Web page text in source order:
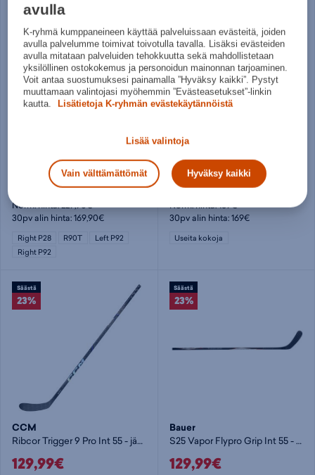
Nexus Tracer Grp Stk Int 65 - jääkiekkomaila
169,90€
Norm. hinta:229,90€
30pv alin hinta: 169,90€
Right P28 R90T
Left P92
Right P92
CCM
119,99€
Norm. hinta:169€
30pv alin hinta: 169€
Useita kokoja
Säästä
23%
CCM
Ribcor Trigger 9 Pro Int 55 - jääkiekkomaila
129,99€
Säästä
23%
Bauer
S25 Vapor Flypro Grip Int 55 - jääkiekkomaila
129,99€
avulla
K-ryhmä kumppaneineen käyttää palveluissaan evästeitä, joiden
avulla palvelumme toimivat toivotulla tavalla. Lisäksi evästeiden
avulla mitataan palveluiden tehokkuutta sekä mahdollistetaan
yksilöllinen ostokokemus ja personoidun mainonnan tarjoaminen.
Voit antaa suostumuksesi painamalla ”Hyväksy kaikki”. Pystyt
muuttamaan valintojasi myöhemmin ”Evästeasetukset”-linkin
kautta.
Lisätietoja K-ryhmän evästekäytännöistä
Lisää valintoja
Vain välttämättömät Hyväksy kaikki